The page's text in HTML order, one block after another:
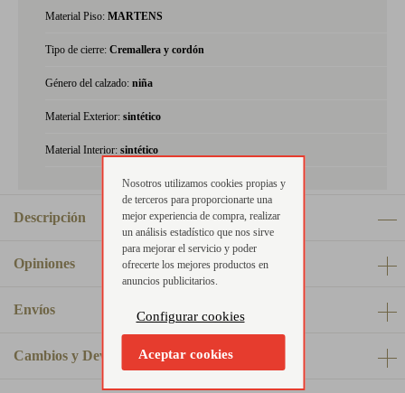
Material Piso: MARTENS
Tipo de cierre: Cremallera y cordón
Género del calzado: niña
Material Exterior: sintético
Material Interior: sintético
Descripción
Opiniones
Envíos
Cambios y Devoluciones
Nosotros utilizamos cookies propias y
de terceros para proporcionarte una
mejor experiencia de compra, realizar
un análisis estadístico que nos sirve
para mejorar el servicio y poder
ofrecerte los mejores productos en
anuncios publicitarios.
Configurar cookies
Aceptar cookies